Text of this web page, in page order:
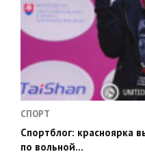
СПОРТ
Спортблог: красноярка
по вольной…